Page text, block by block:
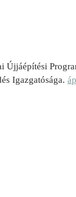
Újjáépítési
Igazgatósága.